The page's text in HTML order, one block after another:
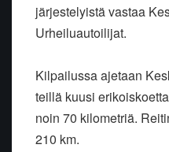
järjestelyistä vastaa
Urheiluautoilijat.
Kilpailussa ajetaan
teillä kuusi
noin 70 kilometriä.
210 km.